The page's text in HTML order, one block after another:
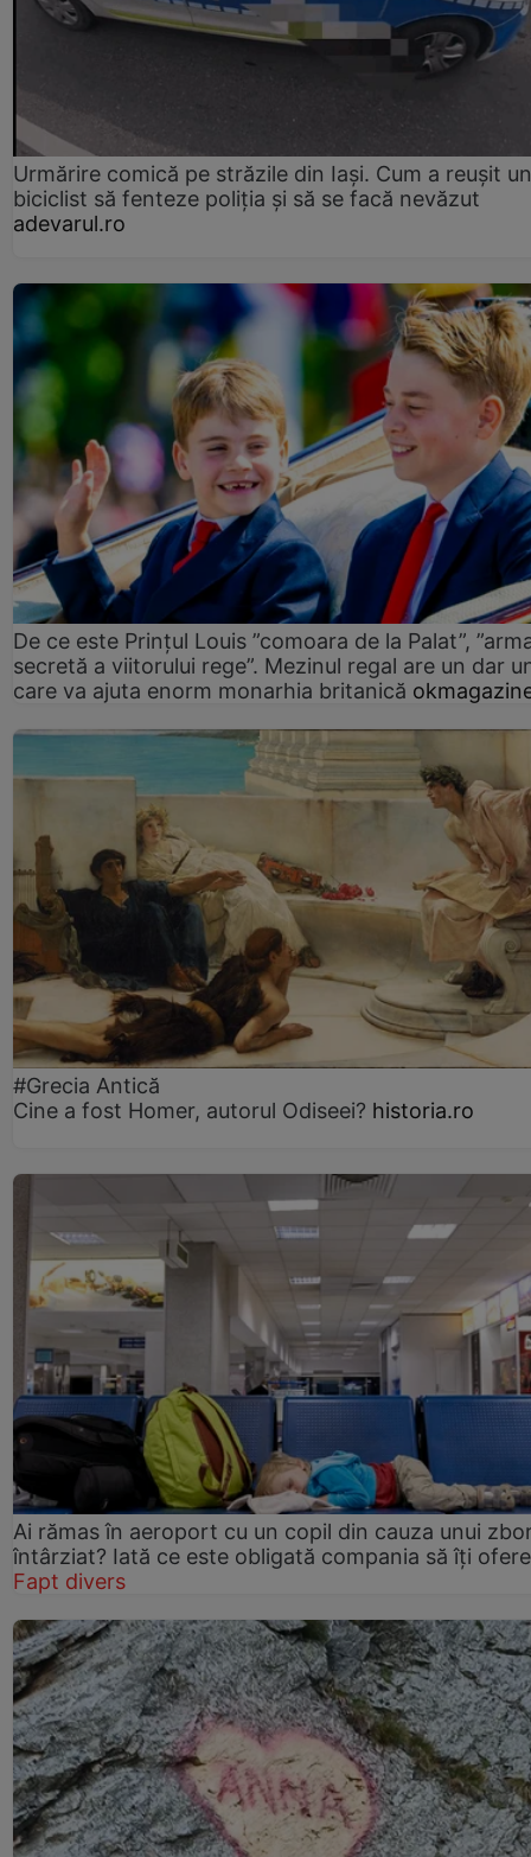
Urmărire comică pe străzile din Iași. Cum a reușit un
biciclist să fenteze poliția și să se facă nevăzut
adevarul.ro
De ce este Prințul Louis ”comoara de la Palat”,
secretă a viitorului rege”. Mezinul regal are un dar
care va ajuta enorm monarhia britanică
#Grecia Antică
Cine a fost Homer, autorul Odiseei? historia.ro
Ai rămas în aeroport cu un copil din cauza unui
întârziat? Iată ce este obligată compania să îți ofere
Fapt divers